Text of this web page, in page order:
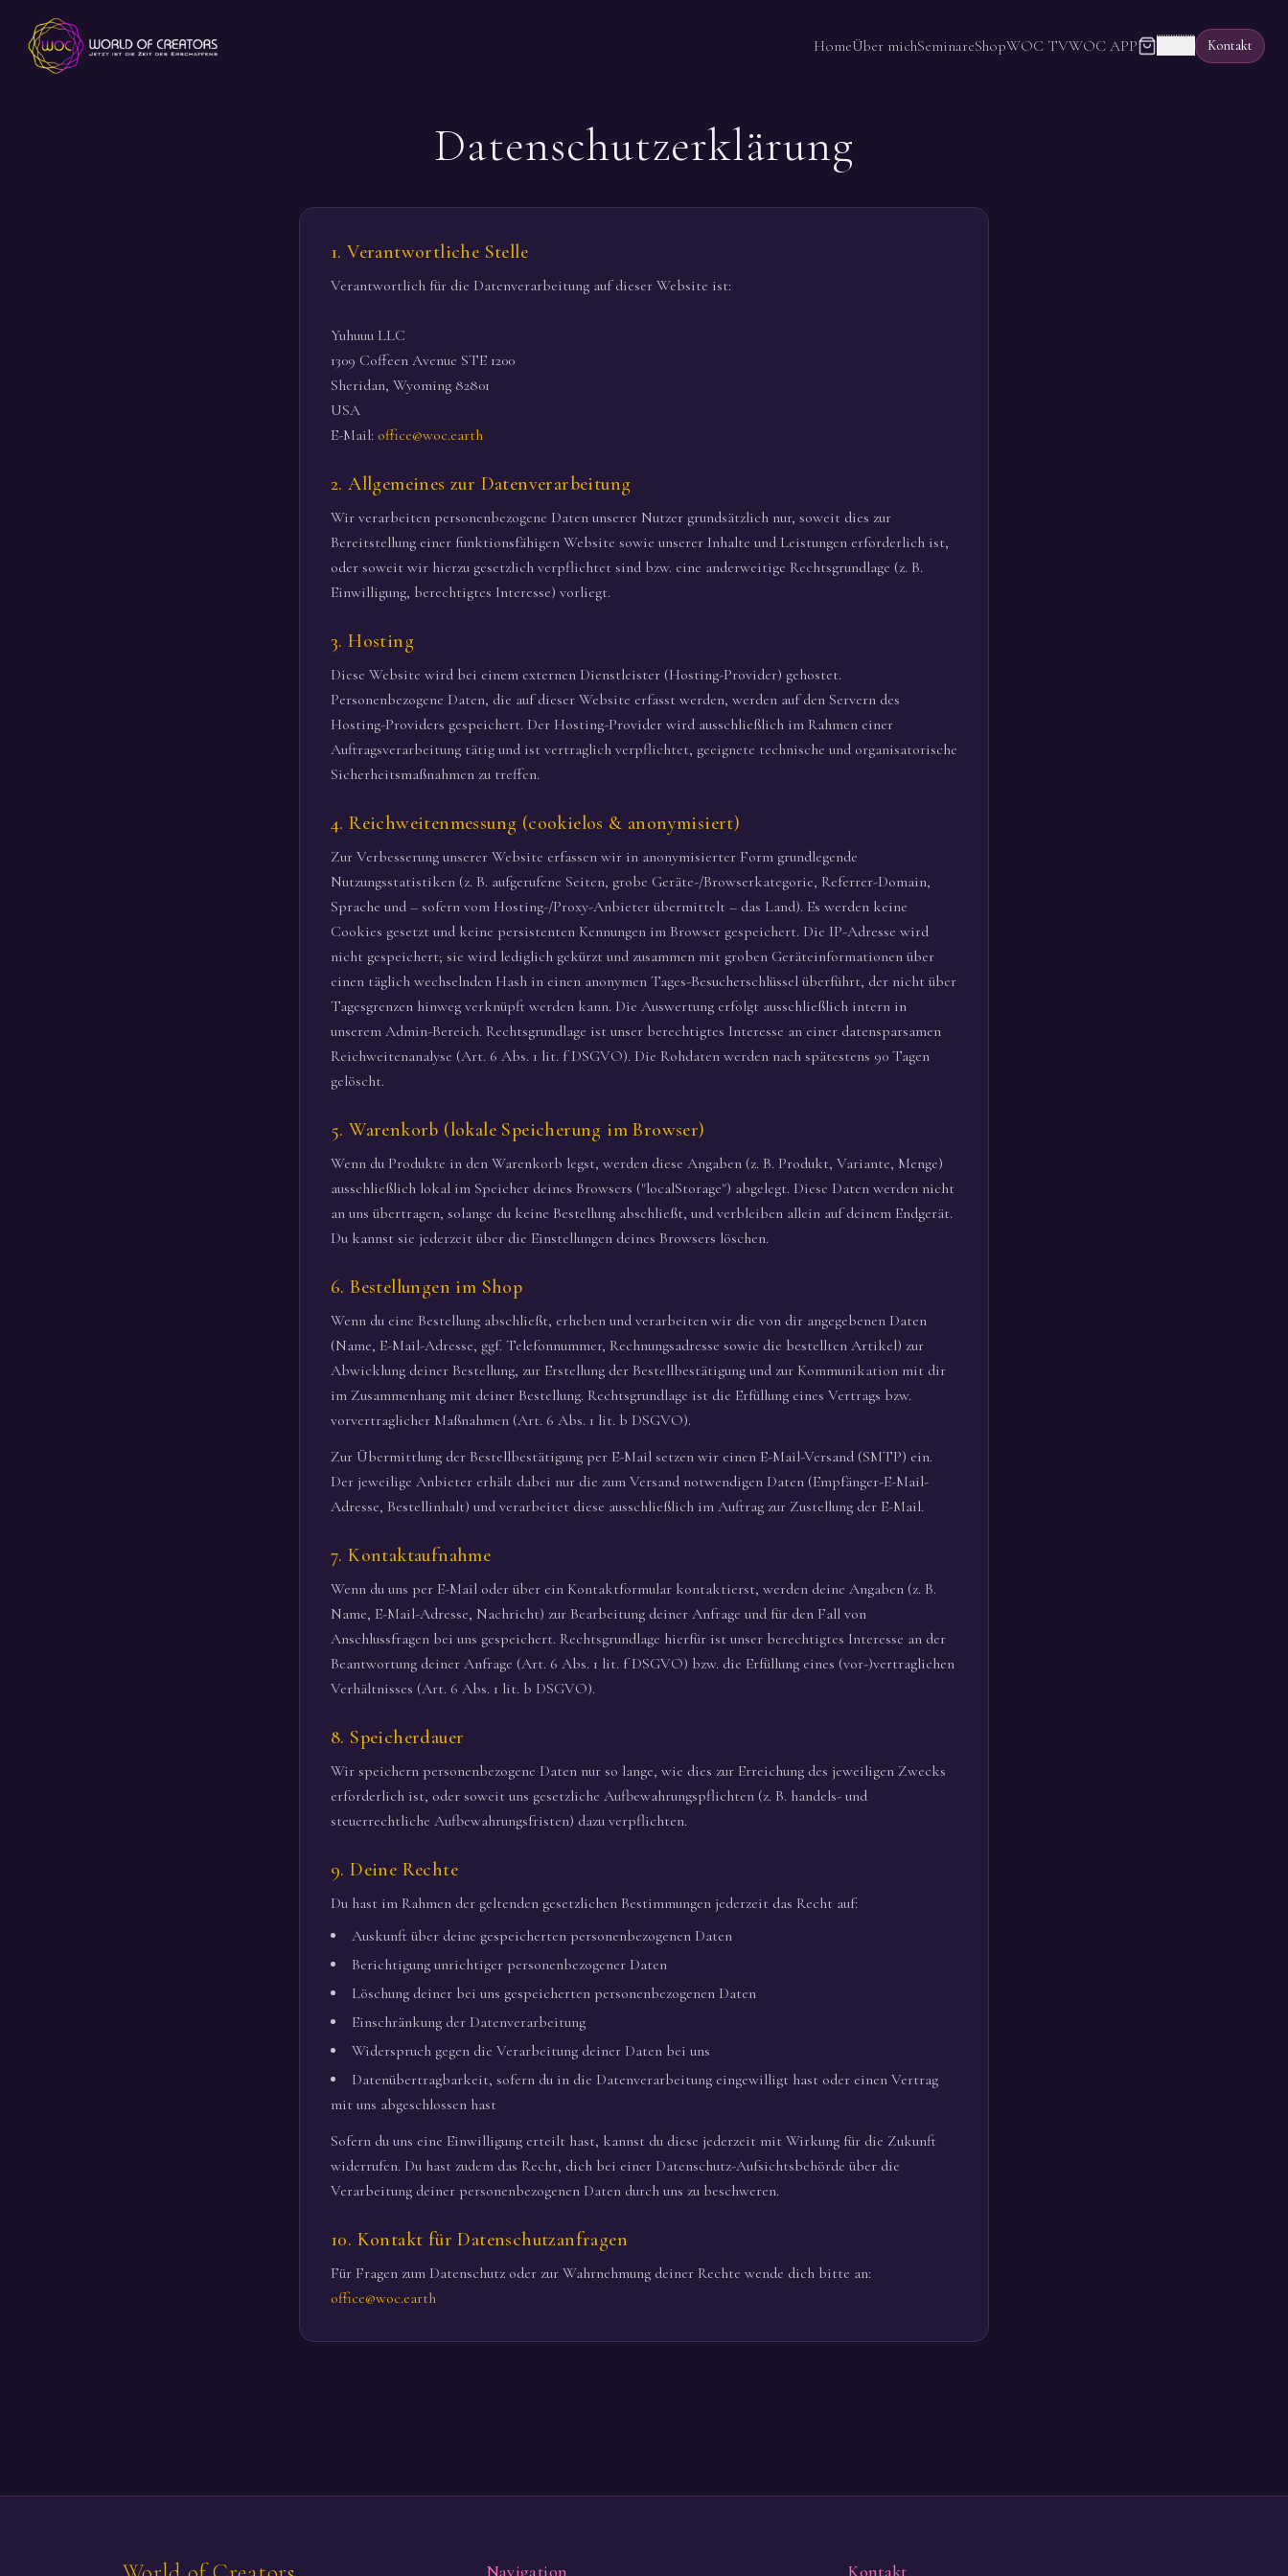
HomeÜber michSeminareShopWOC TVWOC APP Kontakt
Datenschutzerklärung
1. Verantwortliche Stelle
Verantwortlich für die Datenverarbeitung auf dieser Website ist:
Yuhuuu LLC
1309 Coffeen Avenue STE 1200
Sheridan, Wyoming 82801
USA
E-Mail: office@woc.earth
2. Allgemeines zur Datenverarbeitung
Wir verarbeiten personenbezogene Daten unserer Nutzer grundsätzlich nur, soweit dies zur
Bereitstellung einer funktionsfähigen Website sowie unserer Inhalte und Leistungen erforderlich ist,
oder soweit wir hierzu gesetzlich verpflichtet sind bzw. eine anderweitige Rechtsgrundlage (z. B.
Einwilligung, berechtigtes Interesse) vorliegt.
3. Hosting
Diese Website wird bei einem externen Dienstleister (Hosting-Provider) gehostet.
Personenbezogene Daten, die auf dieser Website erfasst werden, werden auf den Servern des
Hosting-Providers gespeichert. Der Hosting-Provider wird ausschließlich im Rahmen einer
Auftragsverarbeitung tätig und ist vertraglich verpflichtet, geeignete technische und organisatorische
Sicherheitsmaßnahmen zu treffen.
4. Reichweitenmessung (cookielos & anonymisiert)
Zur Verbesserung unserer Website erfassen wir in anonymisierter Form grundlegende
Nutzungsstatistiken (z. B. aufgerufene Seiten, grobe Geräte-/Browserkategorie, Referrer-Domain,
Sprache und – sofern vom Hosting-/Proxy-Anbieter übermittelt – das Land). Es werden keine
Cookies gesetzt und keine persistenten Kennungen im Browser gespeichert. Die IP-Adresse wird
nicht gespeichert; sie wird lediglich gekürzt und zusammen mit groben Geräteinformationen über
einen täglich wechselnden Hash in einen anonymen Tages-Besucherschlüssel überführt, der nicht über
Tagesgrenzen hinweg verknüpft werden kann. Die Auswertung erfolgt ausschließlich intern in
unserem Admin-Bereich. Rechtsgrundlage ist unser berechtigtes Interesse an einer datensparsamen
Reichweitenanalyse (Art. 6 Abs. 1 lit. f DSGVO). Die Rohdaten werden nach spätestens 90 Tagen
gelöscht.
5. Warenkorb (lokale Speicherung im Browser)
Wenn du Produkte in den Warenkorb legst, werden diese Angaben (z. B. Produkt, Variante, Menge)
ausschließlich lokal im Speicher deines Browsers ("localStorage") abgelegt. Diese Daten werden nicht
an uns übertragen, solange du keine Bestellung abschließt, und verbleiben allein auf deinem Endgerät.
Du kannst sie jederzeit über die Einstellungen deines Browsers löschen.
6. Bestellungen im Shop
Wenn du eine Bestellung abschließt, erheben und verarbeiten wir die von dir angegebenen Daten
(Name, E-Mail-Adresse, ggf. Telefonnummer, Rechnungsadresse sowie die bestellten Artikel) zur
Abwicklung deiner Bestellung, zur Erstellung der Bestellbestätigung und zur Kommunikation mit dir
im Zusammenhang mit deiner Bestellung. Rechtsgrundlage ist die Erfüllung eines Vertrags bzw.
vorvertraglicher Maßnahmen (Art. 6 Abs. 1 lit. b DSGVO).
Zur Übermittlung der Bestellbestätigung per E-Mail setzen wir einen E-Mail-Versand (SMTP) ein.
Der jeweilige Anbieter erhält dabei nur die zum Versand notwendigen Daten (Empfänger-E-Mail-
Adresse, Bestellinhalt) und verarbeitet diese ausschließlich im Auftrag zur Zustellung der E-Mail.
7. Kontaktaufnahme
Wenn du uns per E-Mail oder über ein Kontaktformular kontaktierst, werden deine Angaben (z. B.
Name, E-Mail-Adresse, Nachricht) zur Bearbeitung deiner Anfrage und für den Fall von
Anschlussfragen bei uns gespeichert. Rechtsgrundlage hierfür ist unser berechtigtes Interesse an der
Beantwortung deiner Anfrage (Art. 6 Abs. 1 lit. f DSGVO) bzw. die Erfüllung eines (vor-)vertraglichen
Verhältnisses (Art. 6 Abs. 1 lit. b DSGVO).
8. Speicherdauer
Wir speichern personenbezogene Daten nur so lange, wie dies zur Erreichung des jeweiligen Zwecks
erforderlich ist, oder soweit uns gesetzliche Aufbewahrungspflichten (z. B. handels- und
steuerrechtliche Aufbewahrungsfristen) dazu verpflichten.
9. Deine Rechte
Du hast im Rahmen der geltenden gesetzlichen Bestimmungen jederzeit das Recht auf:
Auskunft über deine gespeicherten personenbezogenen Daten
Berichtigung unrichtiger personenbezogener Daten
Löschung deiner bei uns gespeicherten personenbezogenen Daten
Einschränkung der Datenverarbeitung
Widerspruch gegen die Verarbeitung deiner Daten bei uns
Datenübertragbarkeit, sofern du in die Datenverarbeitung eingewilligt hast oder einen Vertrag
mit uns abgeschlossen hast
Sofern du uns eine Einwilligung erteilt hast, kannst du diese jederzeit mit Wirkung für die Zukunft
widerrufen. Du hast zudem das Recht, dich bei einer Datenschutz-Aufsichtsbehörde über die
Verarbeitung deiner personenbezogenen Daten durch uns zu beschweren.
10. Kontakt für Datenschutzanfragen
Für Fragen zum Datenschutz oder zur Wahrnehmung deiner Rechte wende dich bitte an:
office@woc.earth
Navigation Kontakt